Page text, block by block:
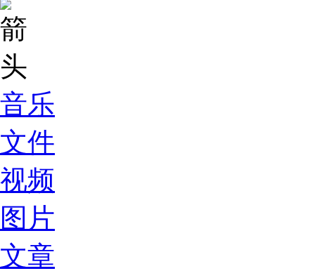
音乐
文件
视频
图片
文章